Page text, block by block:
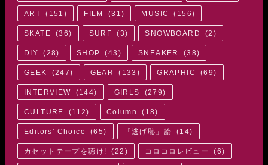
ART ( 151 ) FILM (31 ) MUSIC ( 156)
SKATE (36) SURF (3) SNOWBOARD (2 )
DIY (28) SHOP (43 ) SNEAKER (38)
GEEK (247) GEAR ( 133 ) GRAPHIC (69)
INTERVIEW (144) GIRLS (279)
CULTURE (112) Column ( 18)
Editors' Choice (65) 「逃げ恥」論 (14)
カセットテープを聴け! (22 ) コロコロレビュー (6)